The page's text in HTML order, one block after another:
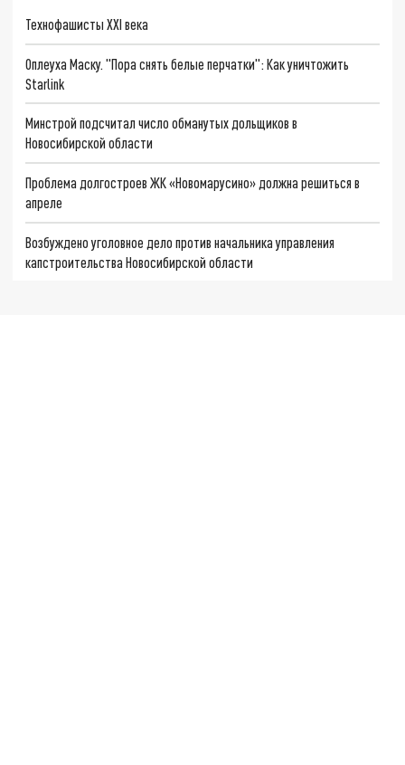
Технофашисты XXI века
Оплеуха Маску. "Пора снять белые перчатки": Как уничтожить
Starlink
Минстрой подсчитал число обманутых дольщиков в
Новосибирской области
Проблема долгостроев ЖК «Новомарусино» должна решиться в
апреле
Возбуждено уголовное дело против начальника управления
капстроительства Новосибирской области